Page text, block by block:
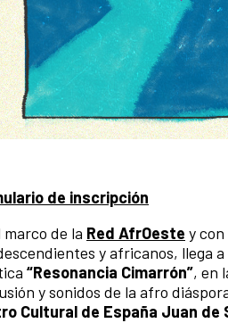
de inscripción
marco de la Red AfrOeste y
y africanos, llega
“Resonancia Cimarrón”, en
y sonidos de la afro
Cultural de España Juan de